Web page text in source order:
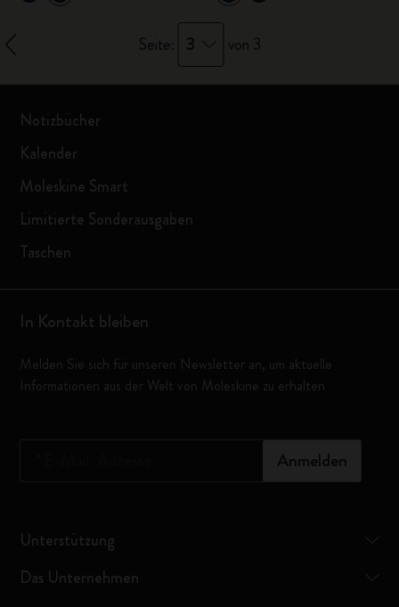
Seite: 3 von 3
Notizbücher
Kalender
Moleskine Smart
Limitierte Sonderausgaben
Taschen
In Kontakt bleiben
Melden Sie sich für unseren Newsletter an, um aktuelle
Informationen aus der Welt von Moleskine zu erhalten
Anmelden
Unterstützung
Das Unternehmen